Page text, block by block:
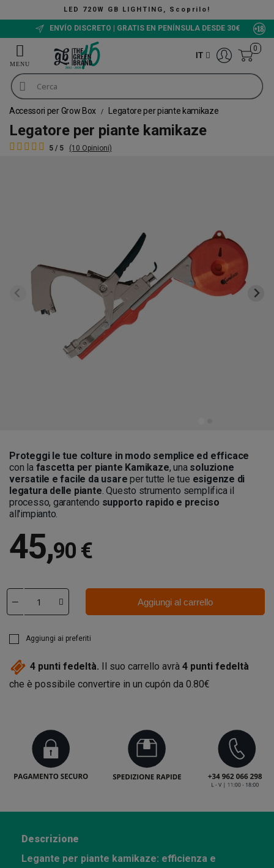
LED 720W GB LIGHTING, Scoprilo!
ENVÍO DISCRETO | GRATIS EN PENÍNSULA DESDE 30€
IT
0
Accessori per Grow Box Legatore per piante kamikaze
Legatore per piante kamikaze
5 / 5 (10 Opinioni)
Proteggi le tue colture in modo semplice ed efficace
con la fascetta per piante Kamikaze, una soluzione
versatile e facile da usare per tutte le tue esigenze di
legatura delle piante. Questo strumento semplifica il
processo, garantendo supporto rapido e preciso
all'impianto.
45,90 €
Aggiungi al carrello
Aggiungi ai preferiti
4 punti fedeltà. Il suo carrello avrà 4 punti fedeltà
che è possibile convertire in un cupón da 0.80€
Descrizione
Legante per piante kamikaze: efficienza e